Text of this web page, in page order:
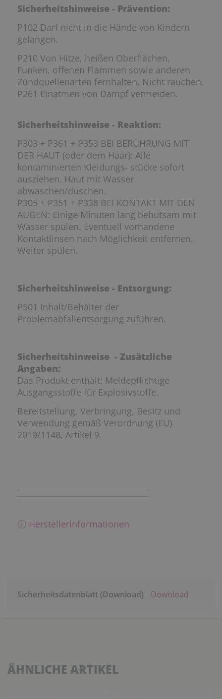
Sicherheitshinweise - Prävention:
P102 Darf nicht in die Hände von Kindern
gelangen.
P210 Von Hitze, heißen Oberflächen,
Funken, offenen Flammen sowie anderen
Zündquellenarten fernhalten. Nicht rauchen.
P261 Einatmen von Dampf vermeiden.
Sicherheitshinweise - Reaktion:
P303 + P361 + P353 BEI BERÜHRUNG MIT
DER HAUT (oder dem Haar): Alle
kontaminierten Kleidungs- stücke sofort
ausziehen. Haut mit Wasser
abwaschen/duschen.
P305 + P351 + P338 BEI KONTAKT MIT DEN
AUGEN: Einige Minuten lang behutsam mit
Wasser spülen. Eventuell vorhandene
Kontaktlinsen nach Möglichkeit entfernen.
Weiter spülen.
Sicherheitshinweise - Entsorgung:
P501 Inhalt/Behälter der
Problemabfallentsorgung zuführen.
Sicherheitshinweise - Zusätzliche
Angaben:
Das Produkt enthält: Meldepflichtige
Ausgangsstoffe für Explosivstoffe.
Bereitstellung, Verbringung, Besitz und
Verwendung gemäß Verordnung (EU)
2019/1148, Artikel 9.
ⓘ Herstellerinformationen
Sicherheitsdatenblatt (Download) Download
ÄHNLICHE ARTIKEL